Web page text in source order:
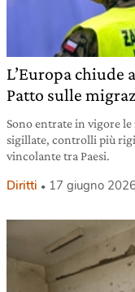
L’Europa chiude
Patto sulle
Sono entrate in vigore
sigillate, controlli più
vincolante tra Paesi.
Diritti 17 giugno